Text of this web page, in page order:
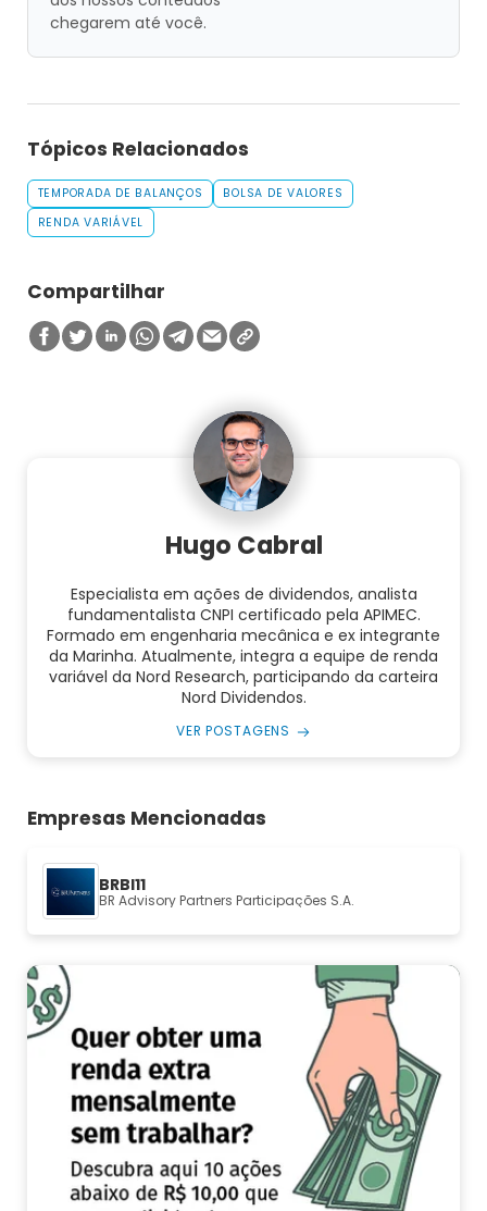
chegarem até você.
Tópicos Relacionados
TEMPORADA DE BALANÇOS
BOLSA DE VALORES
RENDA VARIÁVEL
Compartilhar
Hugo Cabral
Especialista em ações de dividendos, analista
fundamentalista CNPI certificado pela APIMEC.
Formado em engenharia mecânica e ex integrante
da Marinha. Atualmente, integra a equipe de renda
variável da Nord Research, participando da carteira
Nord Dividendos.
VER POSTAGENS
Empresas Mencionadas
BRBI11
BR Advisory Partners Participações S.A.